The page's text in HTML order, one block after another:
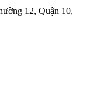
12, Quận 10,